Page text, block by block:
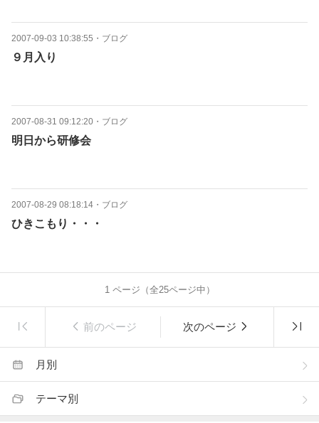
2007-09-03 10:38:55 ・ ブログ
９月入り
2007-08-31 09:12:20 ・ ブログ
明日から研修会
2007-08-29 08:18:14 ・ ブログ
ひきこもり・・・
1ページ（全25ページ中）
前のページ 次のページ
月別
テーマ別